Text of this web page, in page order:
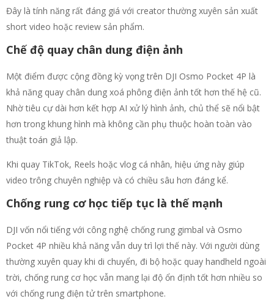
Đây là tính năng rất đáng giá với creator thường xuyên sản xuất
short video hoặc review sản phẩm.
Chế độ quay chân dung điện ảnh
Một điểm được cộng đồng kỳ vọng trên DJI Osmo Pocket 4P là
khả năng quay chân dung xoá phông điện ảnh tốt hơn thế hệ cũ.
Nhờ tiêu cự dài hơn kết hợp AI xử lý hình ảnh, chủ thể sẽ nổi bật
hơn trong khung hình mà không cần phụ thuộc hoàn toàn vào
thuật toán giả lập.
Khi quay TikTok, Reels hoặc vlog cá nhân, hiệu ứng này giúp
video trông chuyên nghiệp và có chiều sâu hơn đáng kể.
Chống rung cơ học tiếp tục là thế mạnh
DJI vốn nổi tiếng với công nghệ chống rung gimbal và Osmo
Pocket 4P nhiều khả năng vẫn duy trì lợi thế này. Với người dùng
thường xuyên quay khi di chuyển, đi bộ hoặc quay handheld ngoài
trời, chống rung cơ học vẫn mang lại độ ổn định tốt hơn nhiều so
với chống rung điện tử trên smartphone.